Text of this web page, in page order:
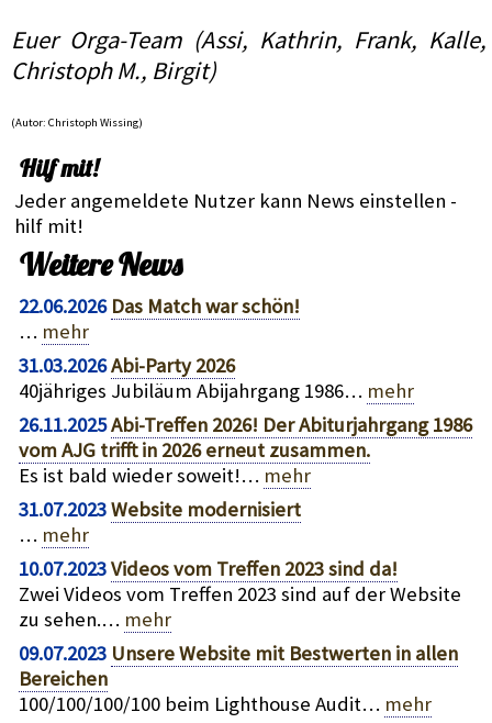
Euer Orga-Team (Assi, Kathrin, Frank, Kalle,
Christoph M., Birgit)
(Autor: Christoph Wissing)
Hilf mit!
Jeder angemeldete Nutzer kann News einstellen -
hilf mit!
Weitere News
22.06.2026 Das Match war schön!
… mehr
31.03.2026Abi-Party 2026
40jähriges Jubiläum Abijahrgang 1986… mehr
26.11.2025Abi-Treffen 2026! Der Abiturjahrgang 1986
vom AJG trifft in 2026 erneut zusammen.
Es ist bald wieder soweit!… mehr
31.07.2023Website modernisiert
… mehr
10.07.2023Videos vom Treffen 2023 sind da!
Zwei Videos vom Treffen 2023 sind auf der Website
zu sehen.… mehr
09.07.2023 Unsere Website mit Bestwerten in allen
Bereichen
100/100/100/100 beim Lighthouse Audit… mehr